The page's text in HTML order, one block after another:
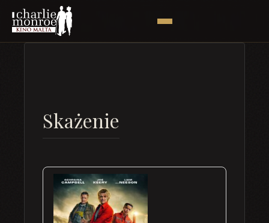
Skażenie